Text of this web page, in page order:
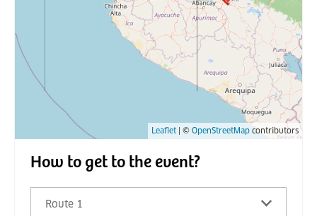
Leaflet | © OpenStreetMap contributors
How to get to the event?
Route 1